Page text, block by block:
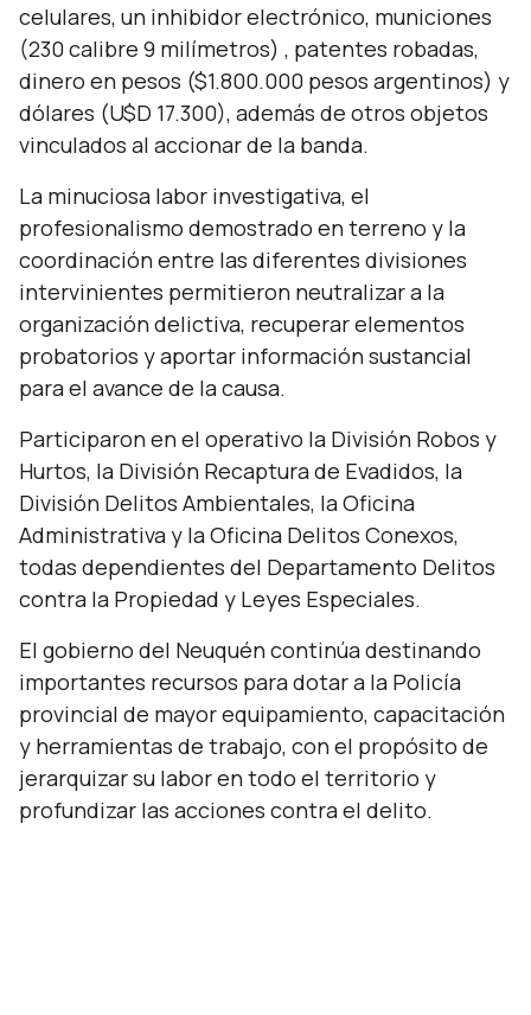
celulares, un inhibidor electrónico, municiones
(230 calibre 9 milímetros) , patentes robadas,
dinero en pesos ($1.800.000 pesos argentinos) y
dólares (U$D 17.300), además de otros objetos
vinculados al accionar de la banda.
La minuciosa labor investigativa, el
profesionalismo demostrado en terreno y la
coordinación entre las diferentes divisiones
intervinientes permitieron neutralizar a la
organización delictiva, recuperar elementos
probatorios y aportar información sustancial
para el avance de la causa.
Participaron en el operativo la División Robos y
Hurtos, la División Recaptura de Evadidos, la
División Delitos Ambientales, la Oficina
Administrativa y la Oficina Delitos Conexos,
todas dependientes del Departamento Delitos
contra la Propiedad y Leyes Especiales.
El gobierno del Neuquén continúa destinando
importantes recursos para dotar a la Policía
provincial de mayor equipamiento, capacitación
y herramientas de trabajo, con el propósito de
jerarquizar su labor en todo el territorio y
profundizar las acciones contra el delito.